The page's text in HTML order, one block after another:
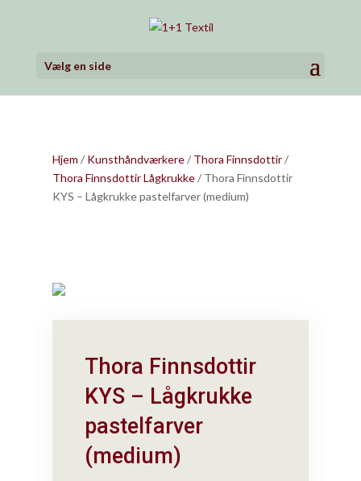
Vælg en side
Hjem / Kunsthåndværkere/ Thora Finnsdottir/
Thora Finnsdottir Lågkrukke/ Thora Finnsdottir
KYS – Lågkrukke pastelfarver (medium)
Thora Finnsdottir
KYS – Lågkrukke
pastelfarver
(medium)